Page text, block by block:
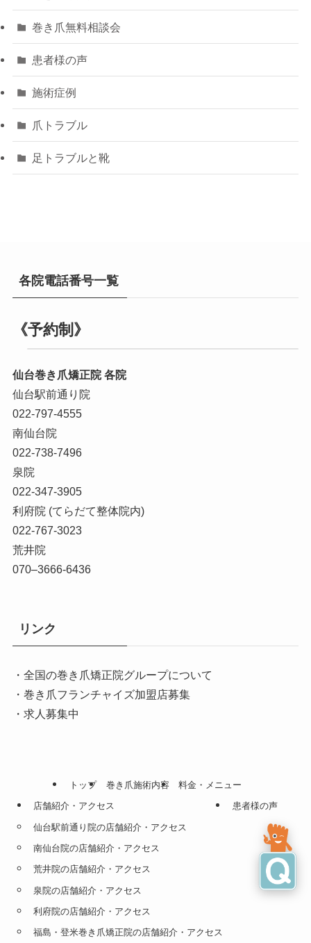
巻き爪無料相談会
患者様の声
施術症例
爪トラブル
足トラブルと靴
各院電話番号一覧
《予約制》
仙台巻き爪矯正院 各院
仙台駅前通り院
022-797-4555
南仙台院
022-738-7496
泉院
022-347-3905
利府院 (てらだて整体院内)
022-767-3023
荒井院
070–3666-6436
リンク
・全国の巻き爪矯正院グループについて
・巻き爪フランチャイズ加盟店募集
・求人募集中
トップ 巻き爪施術内容 料金・メニュー
店舗紹介・アクセス
仙台駅前通り院の店舗紹介・アクセス
南仙台院の店舗紹介・アクセス
荒井院の店舗紹介・アクセス
泉院の店舗紹介・アクセス
利府院の店舗紹介・アクセス
福島・登米巻き爪矯正院の店舗紹介・アクセス
患者様の声